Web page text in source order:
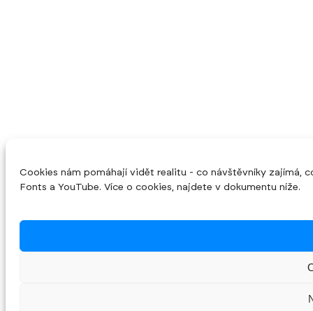
Cookies nám pomáhají vidět realitu - co návštěvníky zajímá,
Fonts a YouTube. Více o cookies, najdete v dokumentu níže.